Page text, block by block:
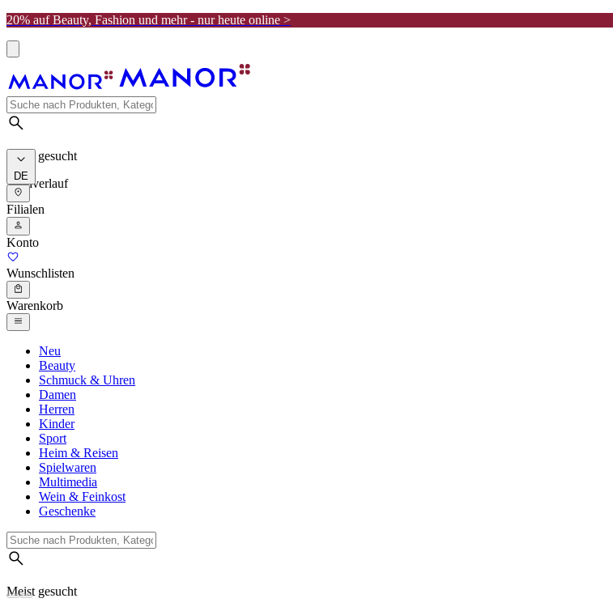
20% auf Beauty, Fashion und mehr - nur heute online >
Meist gesucht
Suchverlauf
DE
Filialen
Konto
Wunschlisten
Warenkorb
Neu
Beauty
Schmuck & Uhren
Damen
Herren
Kinder
Sport
Heim & Reisen
Spielwaren
Multimedia
Wein & Feinkost
Geschenke
Meist gesucht